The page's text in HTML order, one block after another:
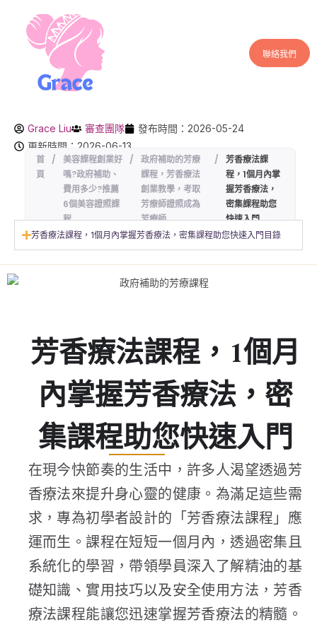
聯絡我們
Grace Liu 審查團隊
發布時間：2026-05-24
更新時間：2026-06-13
首
頁
/
美容課程創業好
嗎?政府補助、
費用多少?推薦
6個美容證照課
程
/
政府補助的芳療
課程，芳香療法
創業教學，考取
芳療師證照成為
芳療師
/
芳香療法課
程，1個月內掌
握芳香療法，
密集課程助您
快速入門
芳香療法課程，1個月內掌握芳香療法，密集課程助您快速入門目錄
芳香療法課程，1個月
內掌握芳香療法，密
集課程助您快速入門
在現今快節奏的生活中，許多人渴望透過芳
香療法來提升身心靈的健康。為滿足這些需
求，專為初學者設計的「芳香療法課程」應
運而生。課程在短短一個月內，透過密集且
系統化的學習，帶領學員深入了解精油的基
礎知識、實用技巧以及安全使用方法，芳香
療法課程能讓您迅速掌握芳香療法的精髓。